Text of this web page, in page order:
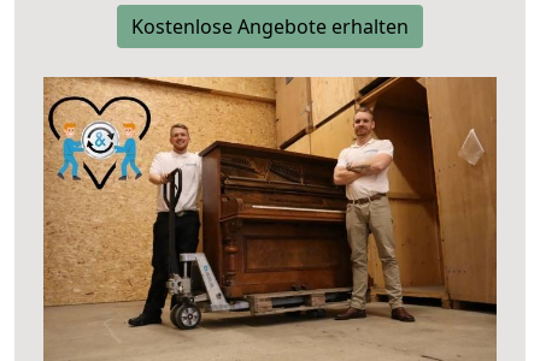
Kostenlose Angebote erhalten